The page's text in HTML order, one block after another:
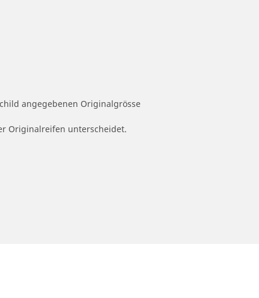
angegebenen Originalgrösse
Originalreifen unterscheidet.